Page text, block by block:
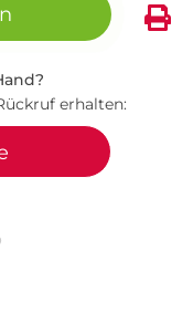
erhalten:
LinkedIn
via E-Mail